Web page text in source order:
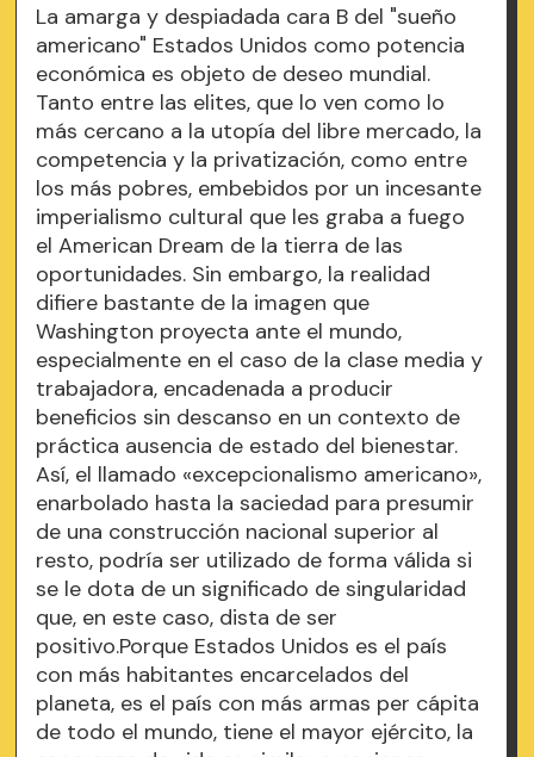
La amarga y despiadada cara B del "sueño
americano" Estados Unidos como potencia
económica es objeto de deseo mundial.
Tanto entre las elites, que lo ven como lo
más cercano a la utopía del libre mercado, la
competencia y la privatización, como entre
los más pobres, embebidos por un incesante
imperialismo cultural que les graba a fuego
el American Dream de la tierra de las
oportunidades. Sin embargo, la realidad
difiere bastante de la imagen que
Washington proyecta ante el mundo,
especialmente en el caso de la clase media y
trabajadora, encadenada a producir
beneficios sin descanso en un contexto de
práctica ausencia de estado del bienestar.
Así, el llamado «excepcionalismo americano»,
enarbolado hasta la saciedad para presumir
de una construcción nacional superior al
resto, podría ser utilizado de forma válida si
se le dota de un significado de singularidad
que, en este caso, dista de ser
positivo.Porque Estados Unidos es el país
con más habitantes encarcelados del
planeta, es el país con más armas per cápita
de todo el mundo, tiene el mayor ejército, la